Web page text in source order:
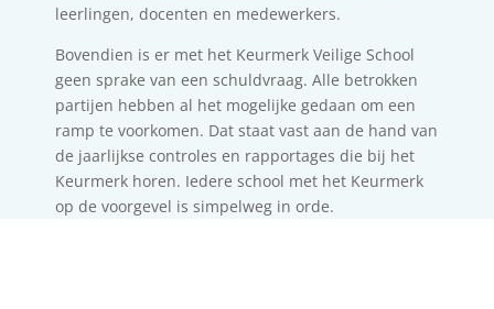
leerlingen, docenten en medewerkers.
Bovendien is er met het Keurmerk Veilige School
geen sprake van een schuldvraag. Alle betrokken
partijen hebben al het mogelijke gedaan om een
ramp te voorkomen. Dat staat vast aan de hand van
de jaarlijkse controles en rapportages die bij het
Keurmerk horen. Iedere school met het Keurmerk
op de voorgevel is simpelweg in orde.